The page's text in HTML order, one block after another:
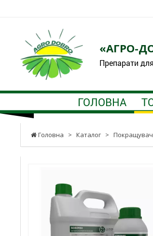
«АГРО-
Препарати
ГОЛОВНА
Головна > Каталог >